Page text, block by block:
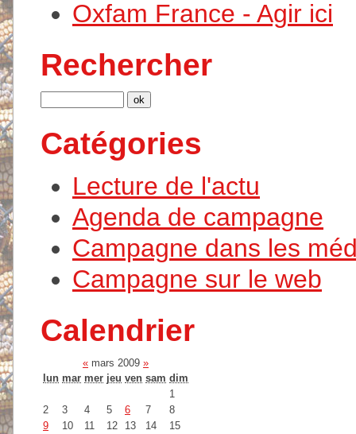
Oxfam France - Agir ici
Rechercher
Catégories
Lecture de l'actu
Agenda de campagne
Campagne dans les
Campagne sur le web
Calendrier
« mars 2009 »
lun mar mer jeu ven sam dim
1
2
3 4 5 6 7
8
9
10 11 12 13 14
15